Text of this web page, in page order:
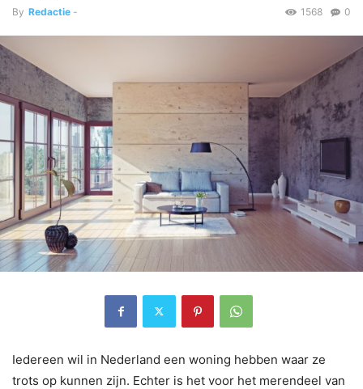
By Redactie - 0
1568
Iedereen wil in Nederland een woning hebben waar ze
trots op kunnen zijn. Echter is het voor het merendeel van